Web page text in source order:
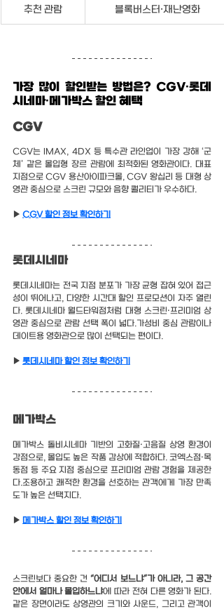
추천 관람 블록버스터·재난영화
가장 많이 할인받는 방법은? CGV·롯데
시네마·메가박스 할인 혜택
CGV
CGV는 IMAX, 4DX 등 특수관 라인업이 가장 강해 ‘군
체’ 같은 몰입형 장르 관람에 최적화된 영화관이다. 대표
지점으로 CGV 용산아이파크몰, CGV 왕십리 등 대형 상
영관 중심으로 스크린 규모와 음향 퀄리티가 우수하다.
▶ CGV 할인 정보 확인하기
롯데시네마
롯데시네마는 전국 지점 분포가 가장 균형 잡혀 있어 접근
성이 뛰어나고, 다양한 시간대 할인 프로모션이 자주 열린
다. 롯데시네마 월드타워점처럼 대형 스크린·프리미엄 상
영관 중심으로 관람 선택 폭이 넓다.가성비 중심 관람이나
데이트용 영화관으로 많이 선택되는 편이다.
▶ 롯데시네마 할인 정보 확인하기
메가박스
메가박스 돌비시네마 기반의 고화질·고음질 상영 환경이
강점으로, 몰입도 높은 작품 감상에 적합하다. 코엑스점·목
동점 등 주요 지점 중심으로 프리미엄 관람 경험을 제공한
다.조용하고 쾌적한 환경을 선호하는 관객에게 가장 만족
도가 높은 선택지다.
▶ 메가박스 할인 정보 확인하기
스크린보다 중요한 건 “어디서 보느냐”가 아니라, 그 공간
안에서 얼마나 몰입하느냐에 따라 전혀 다른 영화가 된다.
같은 장면이라도 상영관의 크기와 사운드, 그리고 관객이